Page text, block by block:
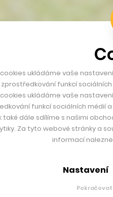
ukládáme vaše
zprostředkování funkcí
ukládáme vaše
funkcí sociálních médií
také dále sdílíme s našimi
Za tyto webové stránky a
informací
Nastavení